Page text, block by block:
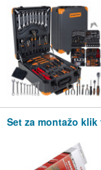
Set za montažo